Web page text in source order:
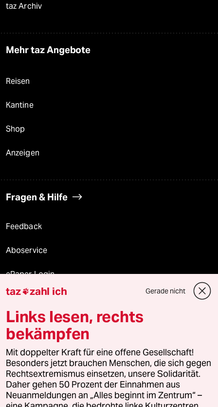
taz Archiv
Mehr taz Angebote
Reisen
Kantine
Shop
Anzeigen
Fragen & Hilfe
Feedback
Aboservice
ePaper Login
Downloads für Abonnierende
© 2026 taz Verlags und Vertriebs GmbH
Alle Rechte vorbehalten. Bei rechtlichen Fragen oder für Genehmigungen
wenden Sie sich bitte an
lizenzen@taz.de
Feedback Redaktionsstatut Kommune-Richtlinien
taz zahl ich Gerade nicht
Links lesen, rechts
bekämpfen
Mit doppelter Kraft für eine offene Gesellschaft!
Besonders jetzt brauchen Menschen, die sich gegen
Rechtsextremismus einsetzen, unsere Solidarität.
Daher gehen 50 Prozent der Einnahmen aus
Neuanmeldungen an „Alles beginnt im Zentrum“ –